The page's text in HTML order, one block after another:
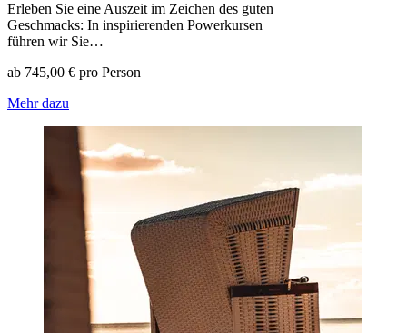
Erleben Sie eine Auszeit im Zeichen des guten
Geschmacks: In inspirierenden Powerkursen
führen wir Sie…
ab 745,00 € pro Person
Mehr dazu